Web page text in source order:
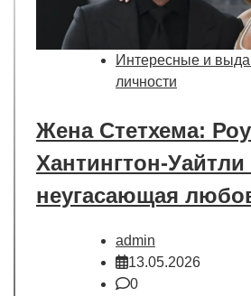
Интересные и
личности
Жена Стетхема:
Хантингтон-
неугасающая
admin
13.05.2026
0